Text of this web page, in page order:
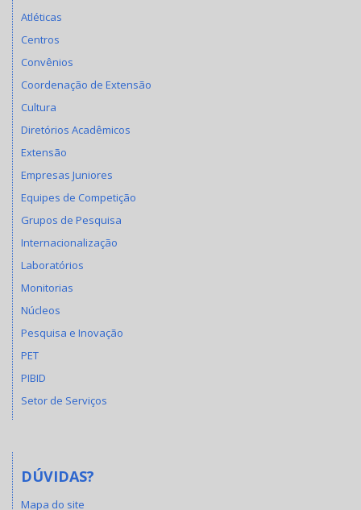
Atléticas
Centros
Convênios
Coordenação de Extensão
Cultura
Diretórios Acadêmicos
Extensão
Empresas Juniores
Equipes de Competição
Grupos de Pesquisa
Internacionalização
Laboratórios
Monitorias
Núcleos
Pesquisa e Inovação
PET
PIBID
Setor de Serviços
DÚVIDAS?
Mapa do site